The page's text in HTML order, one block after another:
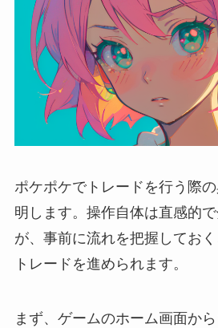
ポケポケでトレードを行う際
明します。操作自体は直感的
が、事前に流れを把握してお
トレードを進められます。
まず、ゲームのホーム画面か